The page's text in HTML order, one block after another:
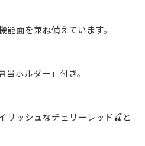
面を兼ね備えています。
ホルダー」付き。
リッシュなチェリーレッド🍒と